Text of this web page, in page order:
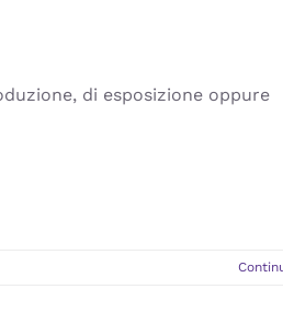
di esposizione oppure